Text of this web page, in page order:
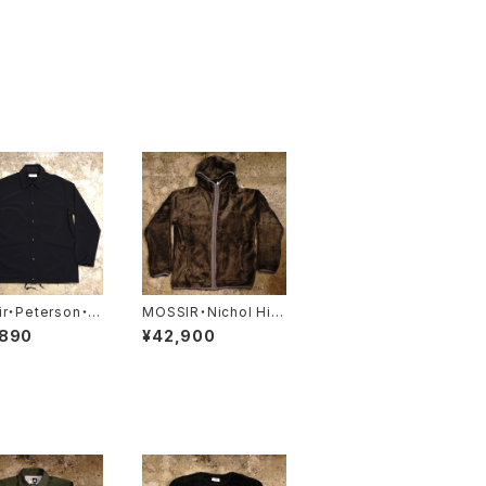
Peterson・
】
MOSSIR・Nichol Hig
h Loft【MOSW010】
¥42,900